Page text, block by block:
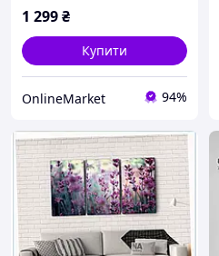
1 299₴
Купити
OnlineMarket 94%